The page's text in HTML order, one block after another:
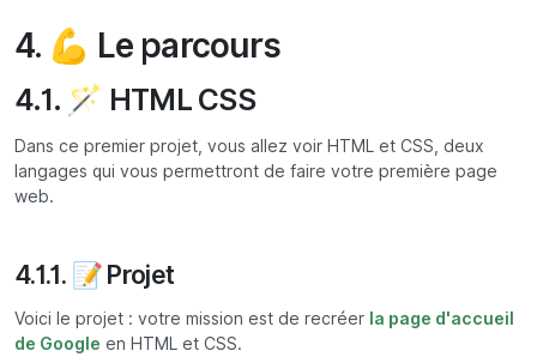
4. 💪 Le parcours
4.1. 🪄 HTML CSS
Dans ce premier projet, vous allez voir HTML et CSS, deux
langages qui vous permettront de faire votre première page
web.
4.1.1. 📝 Projet
Voici le projet : votre mission est de recréer la page d'accueil
de Google en HTML et CSS.